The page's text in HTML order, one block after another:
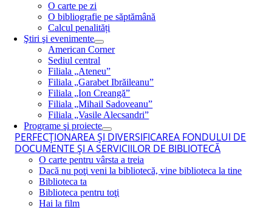
O carte pe zi
O bibliografie pe săptămână
Calcul penalități
Ştiri şi evenimente
American Corner
Sediul central
Filiala „Ateneu”
Filiala „Garabet Ibrăileanu”
Filiala „Ion Creangă”
Filiala „Mihail Sadoveanu”
Filiala „Vasile Alecsandri”
Programe şi proiecte
PERFECŢIONAREA ŞI DIVERSIFICAREA FONDULUI DE
DOCUMENTE ŞI A SERVICIILOR DE BIBLIOTECĂ
O carte pentru vârsta a treia
Dacă nu poţi veni la bibliotecă, vine biblioteca la tine
Biblioteca ta
Biblioteca pentru toţi
Hai la film